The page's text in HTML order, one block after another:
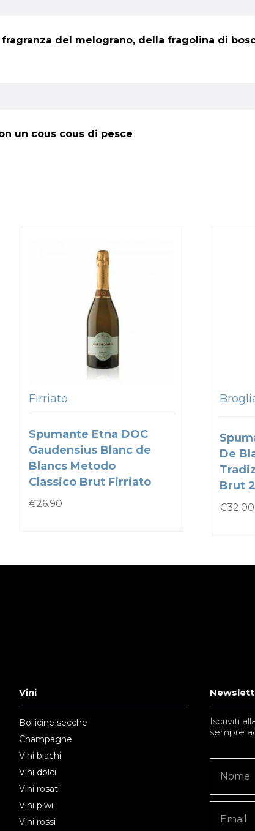
del melograno, della fragolina di
un cous cous di pesce
Firriato
Spumante Etna DOC
Gaudensius Blanc de
Blancs Metodo
Classico Brut Firriato
€26.90
De
Brut
€32.00
Vini
Bollicine secche
Champagne
Vini biachi
Vini dolci
Vini rosati
Vini piwi
Vini rossi
Iscriviti
sempre
Signup
Copy